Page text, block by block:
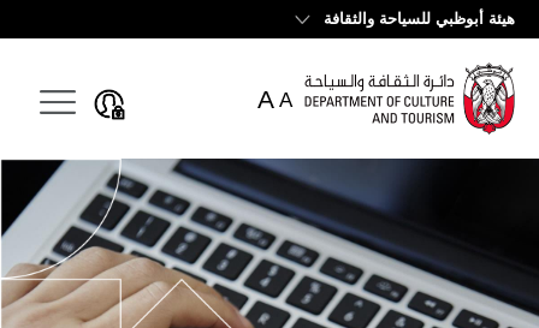
هيئة أبوظبي للسياحة والثقافة
A A